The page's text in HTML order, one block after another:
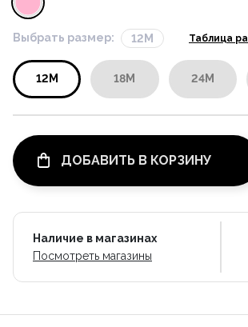
Выбрать размер: 12M Таблица
12M 18M 24M
ДОБАВИТЬ В КОРЗИНУ
Наличие в магазинах
Посмотреть магазины